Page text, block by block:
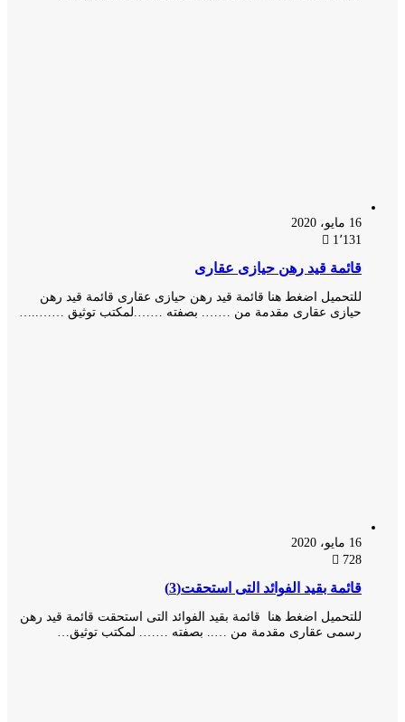
1٬131
قائمة قيد رهن حيازى عقارى
للتحميل اضغط هنا قائمة قيد رهن حيازى عقارى قائمة قيد رهن
حيازى عقارى مقدمة من ……. بصفته …….لمكتب توثيق ……..…
قائمة بقيد الفوائد التى استحقت(3)
للتحميل اضغط هنا قائمة بقيد الفوائد التى استحقت قائمة قيد رهن
رسمى عقارى مقدمة من ….. بصفته ……. لمكتب توثيق…